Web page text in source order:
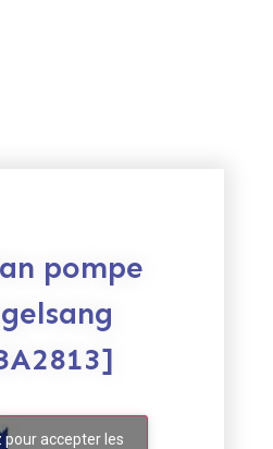
pompe
pour accepter les